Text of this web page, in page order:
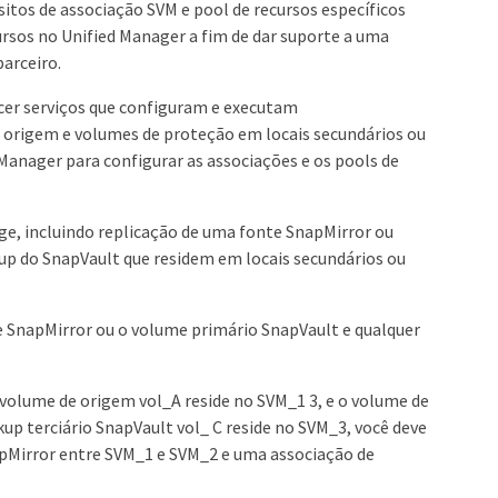
de associação SVM e pool de recursos específicos
no Unified Manager a fim de dar suporte a uma
serviços que configuram e executam
e volumes de proteção em locais secundários ou
para configurar as associações e os pools de
incluindo replicação de uma fonte SnapMirror ou
do SnapVault que residem em locais secundários ou
SnapMirror ou o volume primário SnapVault e qualquer
de origem vol_A reside no SVM_1 3, e o volume de
terciário SnapVault vol_ C reside no SVM_3, você deve
entre SVM_1 e SVM_2 e uma associação de